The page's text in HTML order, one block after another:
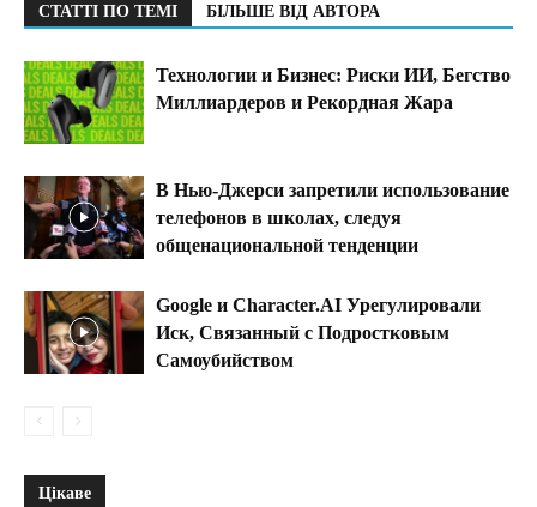
СТАТТІ ПО ТЕМІ БІЛЬШЕ ВІД АВТОРА
Технологии и Бизнес: Риски ИИ, Бегство
Миллиардеров и Рекордная Жара
В Нью-Джерси запретили использование
телефонов в школах, следуя
общенациональной тенденции
Google и Character.AI Урегулировали
Иск, Связанный с Подростковым
Самоубийством
Цікаве